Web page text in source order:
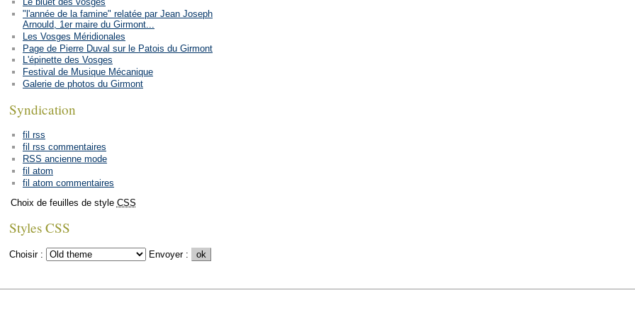
"l'année de la famine" relatée par Jean Joseph
Arnould, 1er maire du Girmont...
Les Vosges Méridionales
Page de Pierre Duval sur le Patois du Girmont
L'épinette des Vosges
Festival de Musique Mécanique
Galerie de photos du Girmont
Syndication
fil rss
fil rss commentaires
RSS ancienne mode
fil atom
fil atom commentaires
Choix de feuilles de style CSS
Styles CSS
Choisir : Envoyer :